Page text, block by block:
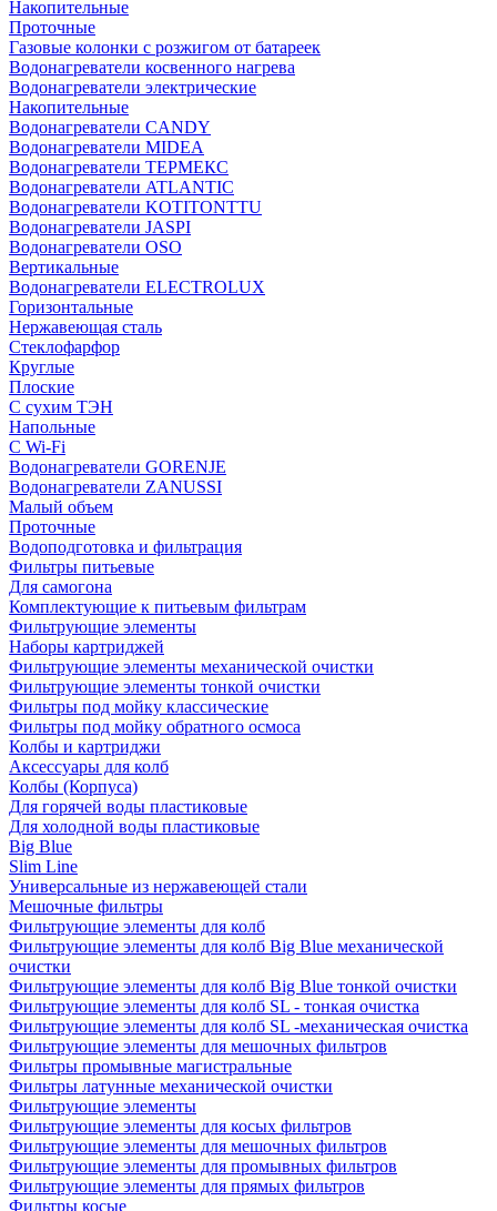
Накопительные
Проточные
Газовые колонки с розжигом от батареек
Водонагреватели косвенного нагрева
Водонагреватели электрические
Накопительные
Водонагреватели CANDY
Водонагреватели MIDEA
Водонагреватели ТЕРМЕКС
Водонагреватели ATLANTIC
Водонагреватели KOTITONTTU
Водонагреватели JASPI
Водонагреватели OSO
Вертикальные
Водонагреватели ELECTROLUX
Горизонтальные
Нержавеющая сталь
Стеклофарфор
Круглые
Плоские
С сухим ТЭН
Напольные
С Wi-Fi
Водонагреватели GORENJE
Водонагреватели ZANUSSI
Малый объем
Проточные
Водоподготовка и фильтрация
Фильтры питьевые
Для самогона
Комплектующие к питьевым фильтрам
Фильтрующие элементы
Наборы картриджей
Фильтрующие элементы механической очистки
Фильтрующие элементы тонкой очистки
Фильтры под мойку классические
Фильтры под мойку обратного осмоса
Колбы и картриджи
Аксессуары для колб
Колбы (Корпуса)
Для горячей воды пластиковые
Для холодной воды пластиковые
Big Blue
Slim Line
Универсальные из нержавеющей стали
Мешочные фильтры
Фильтрующие элементы для колб
Фильтрующие элементы для колб Big Blue механической
очистки
Фильтрующие элементы для колб Big Blue тонкой очистки
Фильтрующие элементы для колб SL - тонкая очистка
Фильтрующие элементы для колб SL -механическая очистка
Фильтрующие элементы для мешочных фильтров
Фильтры промывные магистральные
Фильтры латунные механической очистки
Фильтрующие элементы
Фильтрующие элементы для косых фильтров
Фильтрующие элементы для мешочных фильтров
Фильтрующие элементы для промывных фильтров
Фильтрующие элементы для прямых фильтров
Фильтры косые